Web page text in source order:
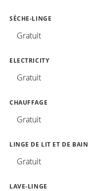
SÈCHE-LINGE
Gratuit
ELECTRICITY
Gratuit
CHAUFFAGE
Gratuit
LINGE DE LIT ET DE BAIN
Gratuit
LAVE-LINGE